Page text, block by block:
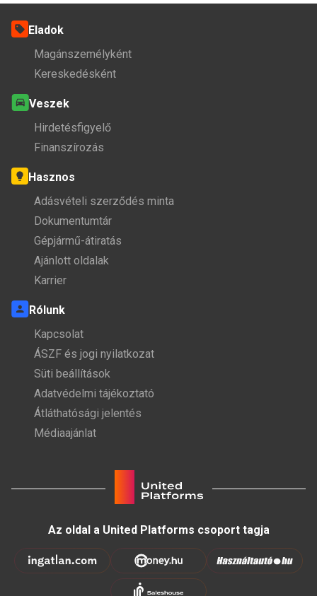
Eladok
Magánszemélyként
Kereskedésként
Veszek
Hirdetésfigyelő
Finanszírozás
Hasznos
Adásvételi szerződés minta
Dokumentumtár
Gépjármű-átiratás
Ajánlott oldalak
Karrier
Rólunk
Kapcsolat
ÁSZF és jogi nyilatkozat
Süti beállítások
Adatvédelmi tájékoztató
Átláthatósági jelentés
Médiaajánlat
Az oldal a United Platforms csoport tagja